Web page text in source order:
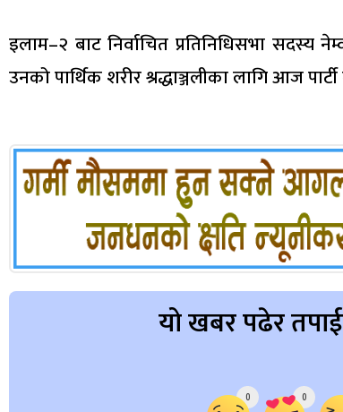
इलाम–२ बाट निर्वाचित प्रतिनिधिसभा
उनको पार्थिक शरीर श्रद्धाञ्जलीका लागि आज
यो खबर पढेर
0 0